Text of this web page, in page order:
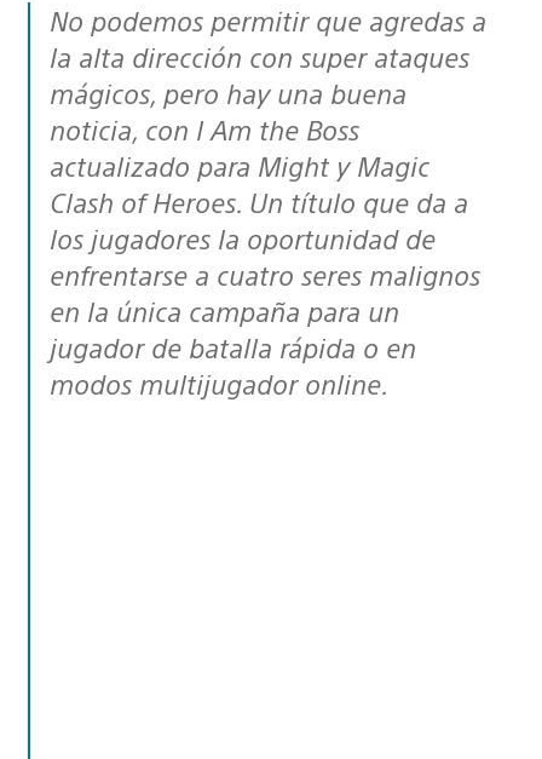
No podemos permitir que agredas a
la alta dirección con super ataques
mágicos, pero hay una buena
noticia, con I Am the Boss
actualizado para Might y Magic
Clash of Heroes. Un título que da a
los jugadores la oportunidad de
enfrentarse a cuatro seres malignos
en la única campaña para un
jugador de batalla rápida o en
modos multijugador online.